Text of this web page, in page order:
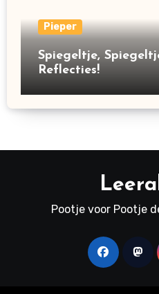
Pieper
Spiegeltje,
Reflecties!
Pootje voor Pootje